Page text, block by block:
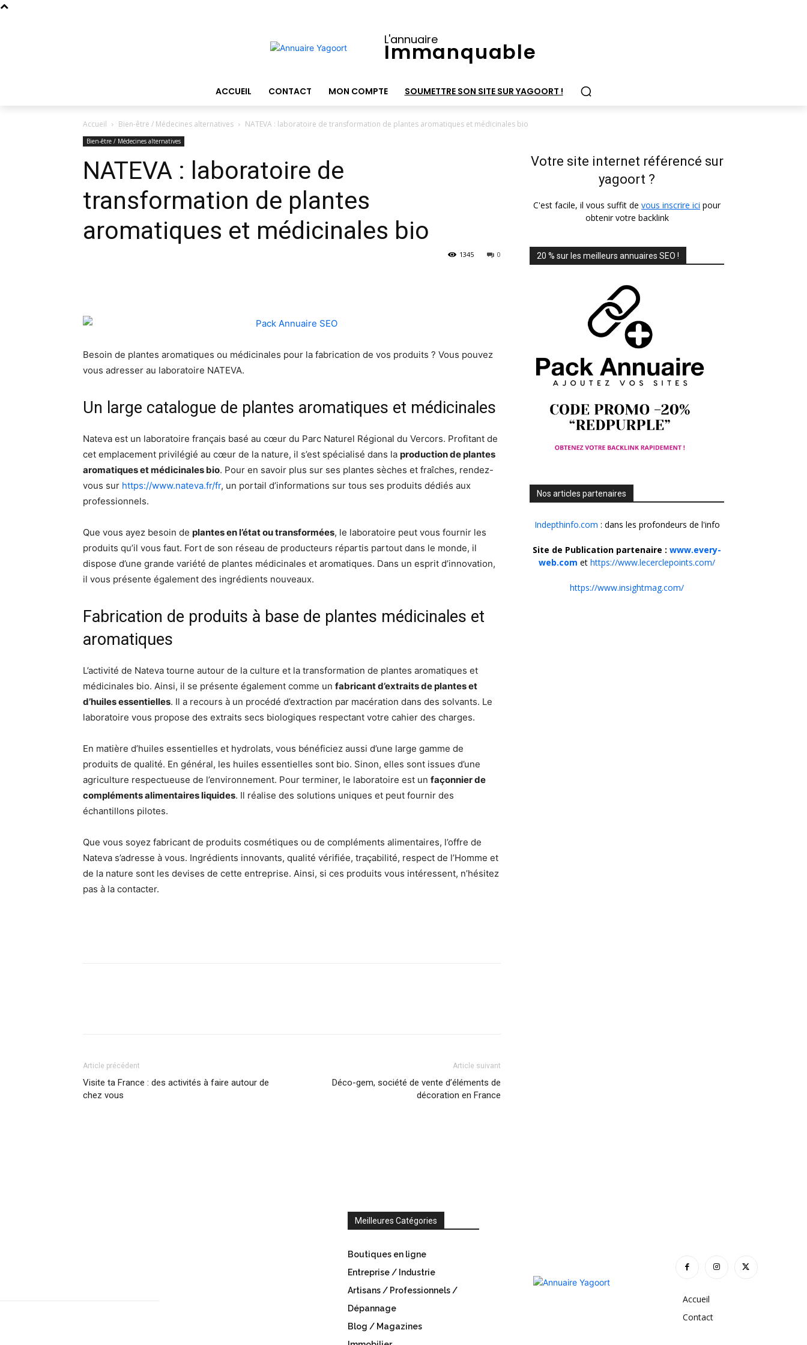
L'annuaire
Immanquable
ACCUEIL CONTACT MON COMPTE SOUMETTRE SON SITE SUR YAGOORT !
Accueil Bien-être / Médecines alternatives NATEVA : laboratoire de transformation de plantes aromatiques et médicinales bio
Bien-être / Médecines alternatives
NATEVA : laboratoire de
transformation de plantes
aromatiques et médicinales bio
0
1345
Besoin de plantes aromatiques ou médicinales pour la fabrication de vos produits ? Vous pouvez
vous adresser au laboratoire NATEVA.
Un large catalogue de plantes aromatiques et médicinales
Nateva est un laboratoire français basé au cœur du Parc Naturel Régional du Vercors. Profitant de
cet emplacement privilégié au cœur de la nature, il s’est spécialisé dans la production de plantes
aromatiques et médicinales bio. Pour en savoir plus sur ses plantes sèches et fraîches, rendez-
vous sur https://www.nateva.fr/fr, un portail d’informations sur tous ses produits dédiés aux
professionnels.
Que vous ayez besoin de plantes en l’état ou transformées, le laboratoire peut vous fournir les
produits qu’il vous faut. Fort de son réseau de producteurs répartis partout dans le monde, il
dispose d’une grande variété de plantes médicinales et aromatiques. Dans un esprit d’innovation,
il vous présente également des ingrédients nouveaux.
Fabrication de produits à base de plantes médicinales et
aromatiques
L’activité de Nateva tourne autour de la culture et la transformation de plantes aromatiques et
médicinales bio. Ainsi, il se présente également comme un fabricant d’extraits de plantes et
d’huiles essentielles. Il a recours à un procédé d’extraction par macération dans des solvants. Le
laboratoire vous propose des extraits secs biologiques respectant votre cahier des charges.
En matière d’huiles essentielles et hydrolats, vous bénéficiez aussi d’une large gamme de
produits de qualité. En général, les huiles essentielles sont bio. Sinon, elles sont issues d’une
agriculture respectueuse de l’environnement. Pour terminer, le laboratoire est un façonnier de
compléments alimentaires liquides. Il réalise des solutions uniques et peut fournir des
échantillons pilotes.
Que vous soyez fabricant de produits cosmétiques ou de compléments alimentaires, l’offre de
Nateva s’adresse à vous. Ingrédients innovants, qualité vérifiée, traçabilité, respect de l’Homme et
de la nature sont les devises de cette entreprise. Ainsi, si ces produits vous intéressent, n’hésitez
pas à la contacter.
Article précédent
Visite ta France : des activités à faire autour de
chez vous
Article suivant
Déco-gem, société de vente d’éléments de
décoration en France
Votre site internet référencé sur
yagoort ?
C'est facile, il vous suffit de vous inscrire ici pour
obtenir votre backlink
20 % sur les meilleurs annuaires SEO !
Nos articles partenaires
Indepthinfo.com : dans les profondeurs de l'info
Site de Publication partenaire : www.every-
web.com et https://www.lecerclepoints.com/
https://www.insightmag.com/
Meilleures Catégories
Boutiques en ligne
Entreprise / Industrie
Artisans / Professionnels /
Dépannage
Blog / Magazines
Accueil
Contact